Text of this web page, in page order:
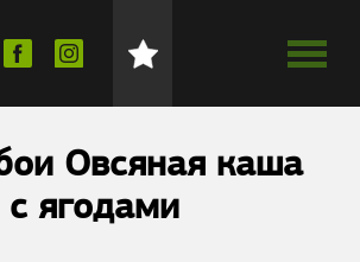
Овсяная каша
с ягодами